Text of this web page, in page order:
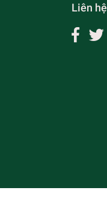
Liên hệ